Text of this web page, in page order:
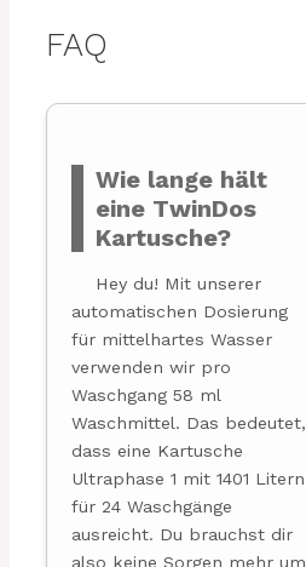
FAQ
Wie lange hält
eine TwinDos
Kartusche?
Hey du! Mit unserer
automatischen Dosierung
für mittelhartes Wasser
verwenden wir pro
Waschgang 58 ml
Waschmittel. Das bedeutet,
dass eine Kartusche
Ultraphase 1 mit 1401 Litern
für 24 Waschgänge
ausreicht. Du brauchst dir
also keine Sorgen mehr um